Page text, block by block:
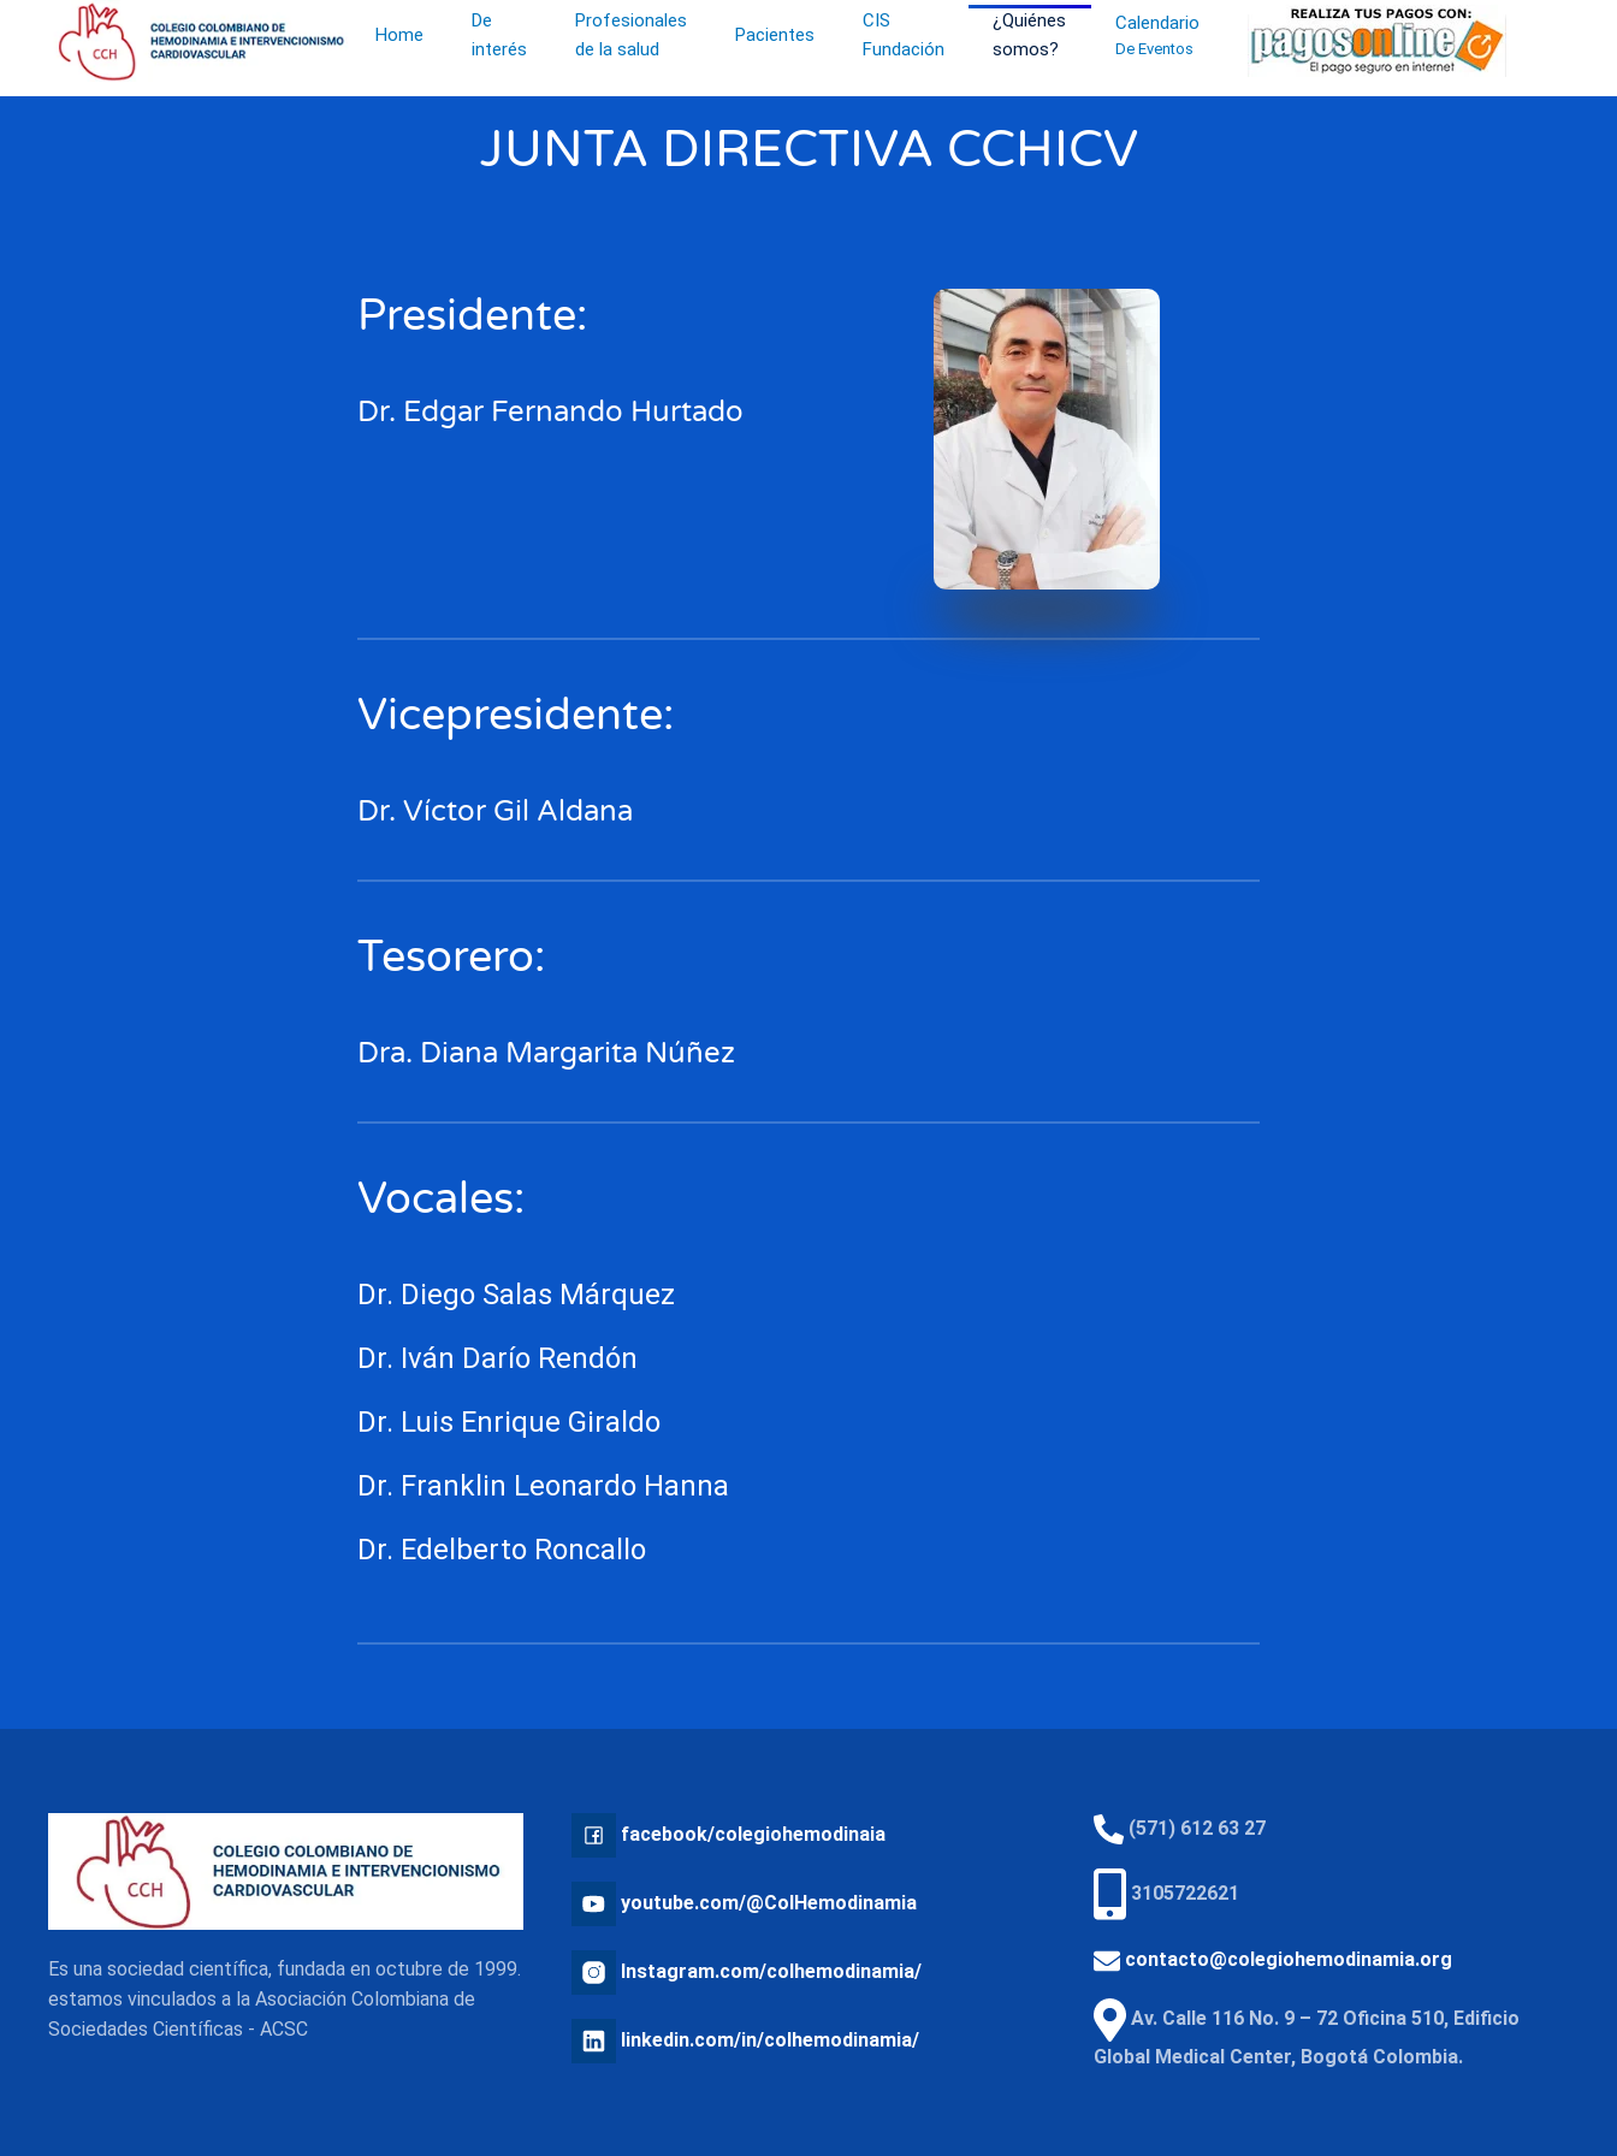
Skip to main content
Home
De
interés
Profesionales
de la salud
Pacientes
CIS
Fundación
¿Quiénes
somos?
Calendario
De Eventos
JUNTA DIRECTIVA CCHICV
Presidente:
Dr. Edgar Fernando Hurtado
Vicepresidente:
Dr. Víctor Gil Aldana
Tesorero:
Dra. Diana Margarita Núñez
Vocales:
Dr. Diego Salas Márquez
Dr. Iván Darío Rendón
Dr. Luis Enrique Giraldo
Dr. Franklin Leonardo Hanna
Dr. Edelberto Roncallo
Es una sociedad científica, fundada en octubre de 1999.
estamos vinculados a la Asociación Colombiana de
Sociedades Científicas - ACSC
facebook/colegiohemodinaia
youtube.com/@ColHemodinamia
Instagram.com/colhemodinamia/
linkedin.com/in/colhemodinamia/
(571) 612 63 27
3105722621
contacto@colegiohemodinamia.org
Av. Calle 116 No. 9 – 72 Oficina 510, Edificio
Global Medical Center, Bogotá Colombia.